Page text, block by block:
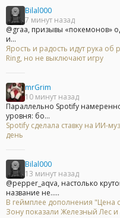
Bilal000
7 минут назад
@graa, призывы «покемонов»
и...
Ярость и радость идут рука об
Ring, но не выключают игру
mrGrim
10 минут назад
Параллельно Spotify
уровня: бо...
Spotify сделала ставку на ИИ-
день
Bilal000
13 минут назад
@pepper_aqva, настолько
название не.....
В геймплее дополнения "Цена
Зону показали Железный Лес